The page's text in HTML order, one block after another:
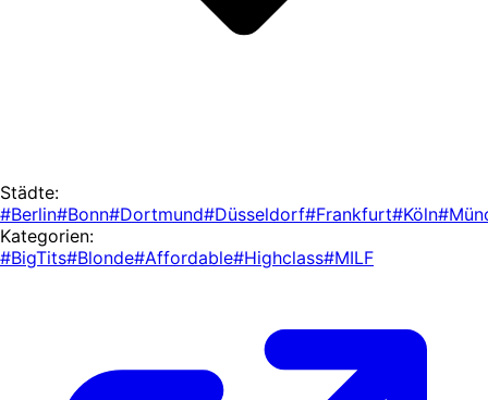
Städte:
#Berlin#Bonn#Dortmund#Düsseldorf#Frankfurt#Köln
Kategorien:
#BigTits#Blonde#Affordable#Highclass#MILF